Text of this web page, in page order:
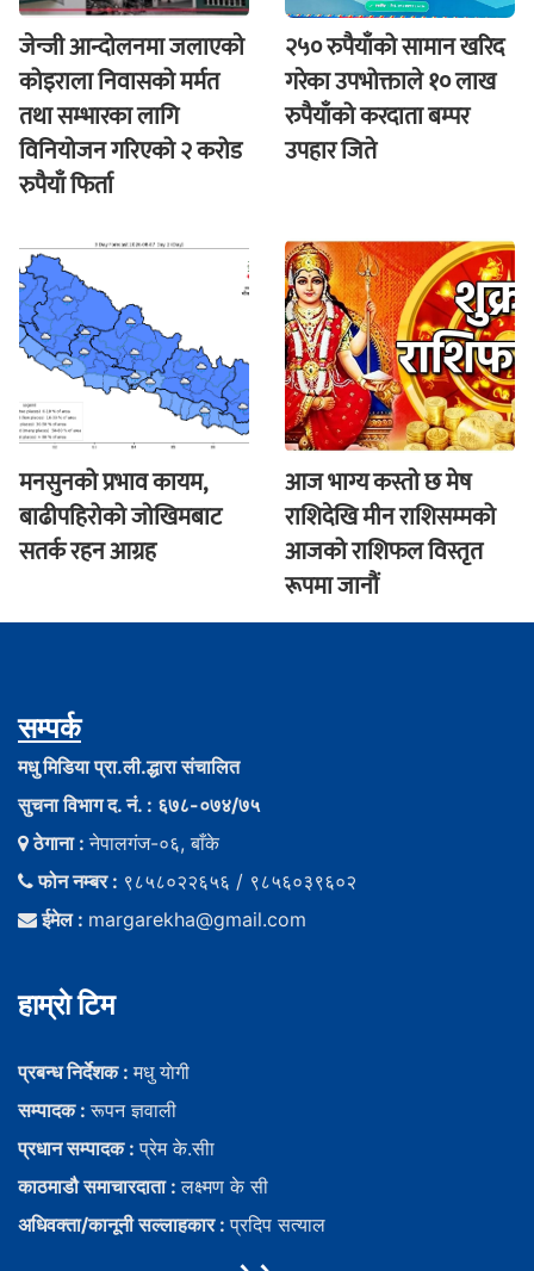
जेन्जी आन्दोलनमा जलाएकाे
कोइराला निवासको मर्मत
तथा सम्भारका लागि
विनियोजन गरिएको २ करोड
रुपैयाँ फिर्ता
२५० रुपैयाँको सामान खरिद
गरेका उपभोक्ताले १० लाख
रुपैयाँको करदाता बम्पर
उपहार जिते
मनसुनको प्रभाव कायम,
बाढीपहिरोको जोखिमबाट
सतर्क रहन आग्रह
आज भाग्य कस्ताे छ मेष
राशिदेखि मीन राशिसम्मको
आजको राशिफल विस्तृत
रूपमा जानौं
सम्पर्क
मधु मिडिया प्रा.ली.द्धारा संचालित
सुचना विभाग द. नं. : ६७८-०७४/७५
ठेगाना :नेपालगंज-०६, बाँके
फोन नम्बर : ९८५८०२२६५६ / ९८५६०३९६०२
ईमेल : margarekha@gmail.com
हाम्राे टिम
प्रबन्ध निर्देशक :मधु याेगी
सम्पादक :रूपन ज्ञवाली
प्रधान सम्पादक :प्रेम के.सीा
काठमाडौ समाचारदाता :लक्ष्मण के सी
अधिवक्ता/कानूनी सल्लाहकार :प्रदिप सत्याल